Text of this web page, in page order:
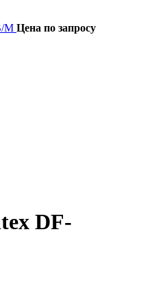
M Цена по запросу
DF-